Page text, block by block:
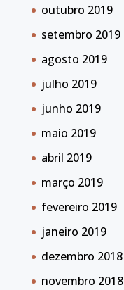
outubro 2019
setembro 2019
agosto 2019
julho 2019
junho 2019
maio 2019
abril 2019
março 2019
fevereiro 2019
janeiro 2019
dezembro 2018
novembro 2018